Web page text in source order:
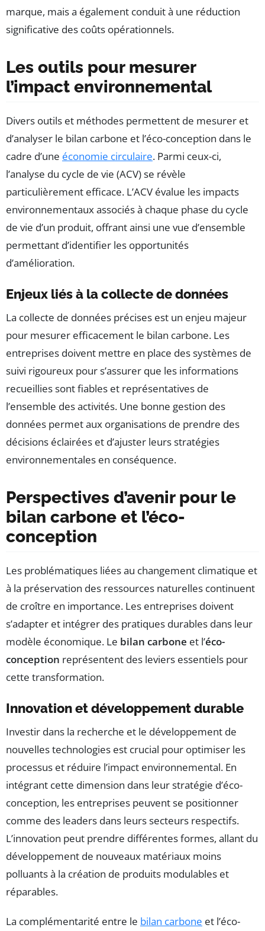
marque, mais a également conduit à une réduction
significative des coûts opérationnels.
Les outils pour mesurer
l’impact environnemental
Divers outils et méthodes permettent de mesurer et
d’analyser le bilan carbone et l’éco-conception dans le
cadre d’une économie circulaire. Parmi ceux-ci,
l’analyse du cycle de vie (ACV) se révèle
particulièrement efficace. L’ACV évalue les impacts
environnementaux associés à chaque phase du cycle
de vie d’un produit, offrant ainsi une vue d’ensemble
permettant d’identifier les opportunités
d’amélioration.
Enjeux liés à la collecte de données
La collecte de données précises est un enjeu majeur
pour mesurer efficacement le bilan carbone. Les
entreprises doivent mettre en place des systèmes de
suivi rigoureux pour s’assurer que les informations
recueillies sont fiables et représentatives de
l’ensemble des activités. Une bonne gestion des
données permet aux organisations de prendre des
décisions éclairées et d’ajuster leurs stratégies
environnementales en conséquence.
Perspectives d’avenir pour le
bilan carbone et l’éco-
conception
Les problématiques liées au changement climatique et
à la préservation des ressources naturelles continuent
de croître en importance. Les entreprises doivent
s’adapter et intégrer des pratiques durables dans leur
modèle économique. Le bilan carbone et l’éco-
conception représentent des leviers essentiels pour
cette transformation.
Innovation et développement durable
Investir dans la recherche et le développement de
nouvelles technologies est crucial pour optimiser les
processus et réduire l’impact environnemental. En
intégrant cette dimension dans leur stratégie d’éco-
conception, les entreprises peuvent se positionner
comme des leaders dans leurs secteurs respectifs.
L’innovation peut prendre différentes formes, allant du
développement de nouveaux matériaux moins
polluants à la création de produits modulables et
réparables.
La complémentarité entre le bilan carbone et l’éco-